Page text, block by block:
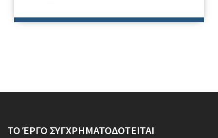
ΤΟ ΈΡΓΟ ΣΥΓΧΡΗΜΑΤΟΔΟΤΕΙΤΑΙ